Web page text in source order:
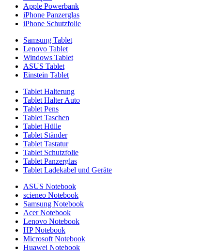
Apple Powerbank
iPhone Panzerglas
iPhone Schutzfolie
Samsung Tablet
Lenovo Tablet
Windows Tablet
ASUS Tablet
Einstein Tablet
Tablet Halterung
Tablet Halter Auto
Tablet Pens
Tablet Taschen
Tablet Hülle
Tablet Ständer
Tablet Tastatur
Tablet Schutzfolie
Tablet Panzerglas
Tablet Ladekabel und Geräte
ASUS Notebook
scieneo Notebook
Samsung Notebook
Acer Notebook
Lenovo Notebook
HP Notebook
Microsoft Notebook
Huawei Notebook